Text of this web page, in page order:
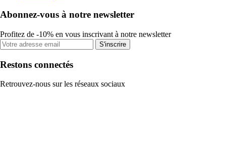
Abonnez-vous à notre newsletter
Profitez de -10% en vous inscrivant à notre newsletter
S'inscrire
Restons connectés
Retrouvez-nous sur les réseaux sociaux